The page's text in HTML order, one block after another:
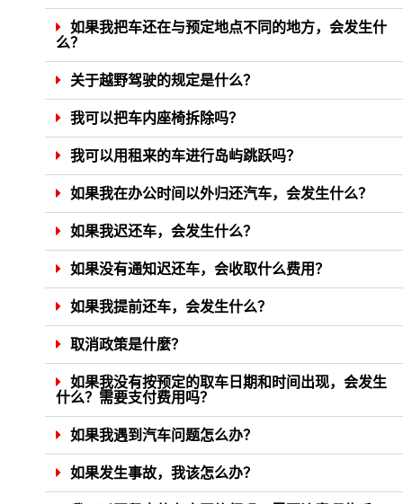
如果我把车还在与预定地点不同的地方，会发生什
么？
关于越野驾驶的规定是什么？
我可以把车内座椅拆除吗？
我可以用租来的车进行岛屿跳跃吗？
如果我在办公时间以外归还汽车，会发生什么？
如果我迟还车，会发生什么？
如果没有通知迟还车，会收取什么费用？
如果我提前还车，会发生什么？
取消政策是什麼？
如果我没有按预定的取车日期和时间出现，会发生
什么？需要支付费用吗？
如果我遇到汽车问题怎么办？
如果发生事故，我该怎么办？